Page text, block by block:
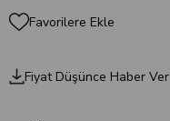
Favorilere Ekle
Fiyat Düşünce Haber Ver